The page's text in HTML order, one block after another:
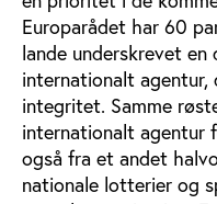
Europarådet har 60
lande underskrevet
internationalt
integritet. Samme
internationalt agentur
også fra et andet
nationale lotterier og